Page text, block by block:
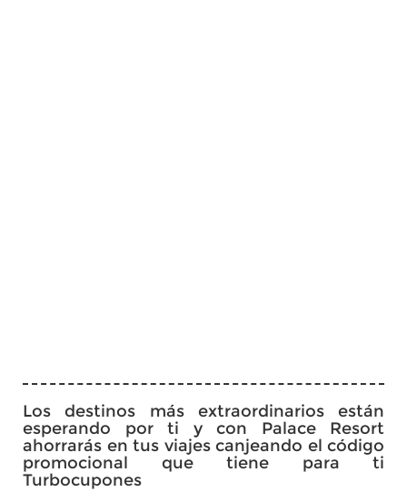
Los destinos más extraordinarios están
esperando por ti y con Palace Resort
ahorrarás en tus viajes canjeando el código
promocional que tiene para ti
Turbocupones